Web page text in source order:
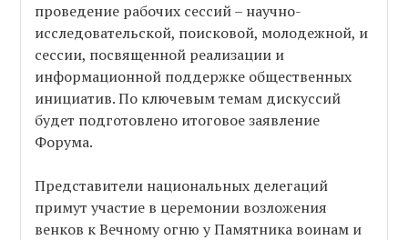
проведение рабочих сессий – научно-
исследовательской, поисковой, молодежной, и
сессии, посвященной реализации и
информационной поддержке общественных
инициатив. По ключевым темам дискуссий
будет подготовлено итоговое заявление
Форума.
Представители национальных делегаций
примут участие в церемонии возложения
венков к Вечному огню у Памятника воинам и